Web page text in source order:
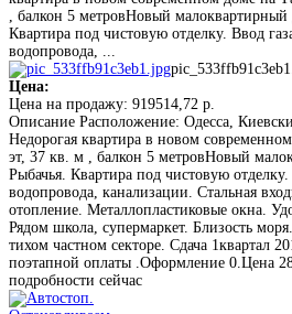
, балкон 5 метровНовый малоквартирный
Квартира под чистовую отделку. Ввод
водопровода, ...
Цена:
Цена на продажу: 919514,72 р.
Описание Расположение: Одесса,
Недорогая квартира в новом
эт, 37 кв. м , балкон 5 метровНовый
Рыбачья. Квартира под чистовую
водопровода, канализации. Стальная
отопление. Металлопластиковые окна.
Рядом школа, супермаркет. Близость
тихом частном секторе. Сдача 1квартал
поэтапной оплаты .Оформление 0.Цена
подробности сейчас